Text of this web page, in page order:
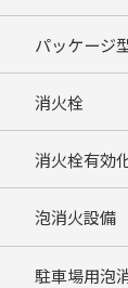
パッケージ
消火栓
消火栓有効
泡消火設備
駐車場用泡